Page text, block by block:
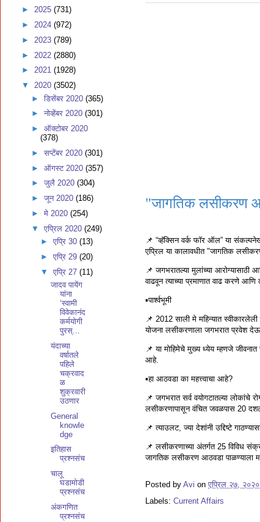
​​"जागतिक लसीकरण
📌 “व्हॅक्सिन वर्क फॉर ऑल” या
एप्रिल या कालावधीत "जागतिक
📌 जगभरातल्या मुलांच्या आरोग्यासाठी
वाढवून त्याच्या प्रमाणात वाढ करणे
▪️पार्श्वभूमी
📌 2012 साली मे महिन्यात
योजना लसीकरणाला जगभरात प्रवेश
📌 या मोहिमेचे मुख्य ध्येय म्हणजे जीवनात
आहे.
▪️हा आठवडा का महत्त्वाचा आहे?
📌 जगभरात सर्व वयोगटातल्या लोकांचे
लसीकरणापासून वंचित जवळपास 20
📌 त्याउलट, ज्या देशांनी उद्दिष्टे
📌 लसीकरणाच्या अंतर्गत 25 विविध
जागतिक लसीकरण आठवडा पाळण्याला
Posted by Avi on एप्रिल २७, २०२०
Labels: Current Affairs
► 2025 (731)
► 2024 (972)
► 2023 (789)
► 2022 (2880)
► 2021 (1928)
▼ 2020 (3502)
► डिसेंबर 2020 (365)
► नोव्हेंबर 2020 (301)
► ऑक्टोबर 2020
(378)
► सप्टेंबर 2020 (301)
► ऑगस्ट 2020 (357)
► जुलै 2020 (304)
► जून 2020 (186)
► मे 2020 (254)
▼ एप्रिल 2020 (249)
►एप्रि 30(13)
►एप्रि 29(20)
▼एप्रि 27(11)
जादव पायेंग
यांना
‘स्वामी
विवेकानंद
कर्मयोगी
पुरस्...
यंदाच्या
वर्षातले
पहिले
चक्रवाद
ळ
शुक्रवारी
उठणार
General
knowle
dge
इतिहास
प्रश्नसंच
चालू
घडामोडी
प्रश्नसंच
अंकगणित
प्रश्नसंच